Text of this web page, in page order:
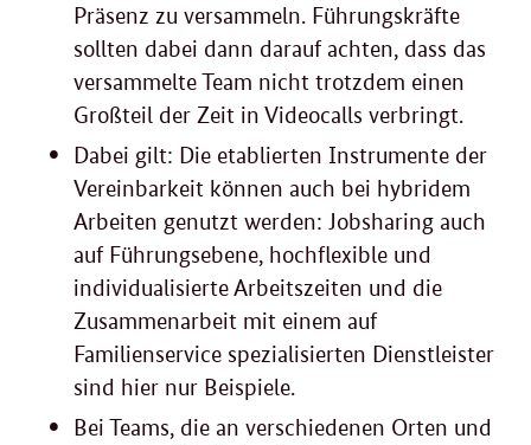
Präsenz zu versammeln. Führungskräfte
sollten dabei dann darauf achten, dass das
versammelte Team nicht trotzdem einen
Großteil der Zeit in Videocalls verbringt.
Dabei gilt: Die etablierten Instrumente der
Vereinbarkeit können auch bei hybridem
Arbeiten genutzt werden: Jobsharing auch
auf Führungsebene, hochflexible und
individualisierte Arbeitszeiten und die
Zusammenarbeit mit einem auf
Familienservice spezialisierten Dienstleister
sind hier nur Beispiele.
Bei Teams, die an verschiedenen Orten und